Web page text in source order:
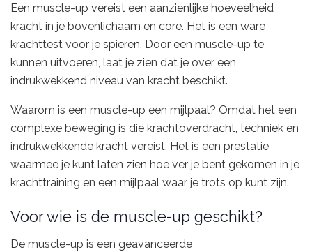
Een muscle-up vereist een aanzienlijke hoeveelheid
kracht in je bovenlichaam en core. Het is een ware
krachttest voor je spieren. Door een muscle-up te
kunnen uitvoeren, laat je zien dat je over een
indrukwekkend niveau van kracht beschikt.
Waarom is een muscle-up een mijlpaal? Omdat het een
complexe beweging is die krachtoverdracht, techniek en
indrukwekkende kracht vereist. Het is een prestatie
waarmee je kunt laten zien hoe ver je bent gekomen in je
krachttraining en een mijlpaal waar je trots op kunt zijn.
Voor wie is de muscle-up geschikt?
De muscle-up is een geavanceerde